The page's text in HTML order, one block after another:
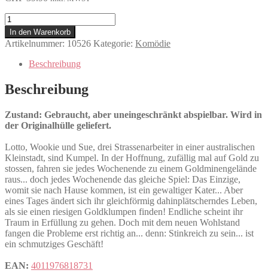
The
Nugget
Menge
In den Warenkorb
Artikelnummer: 10526 Kategorie: Komödie
Beschreibung
Beschreibung
Zustand: Gebraucht, aber uneingeschränkt abspielbar. Wird in
der Originalhülle geliefert.
Lotto, Wookie und Sue, drei Strassenarbeiter in einer australischen
Kleinstadt, sind Kumpel. In der Hoffnung, zufällig mal auf Gold zu
stossen, fahren sie jedes Wochenende zu einem Goldminengelände
raus... doch jedes Wochenende das gleiche Spiel: Das Einzige,
womit sie nach Hause kommen, ist ein gewaltiger Kater... Aber
eines Tages ändert sich ihr gleichförmig dahinplätscherndes Leben,
als sie einen riesigen Goldklumpen finden! Endliche scheint ihr
Traum in Erfüllung zu gehen. Doch mit dem neuen Wohlstand
fangen die Probleme erst richtig an... denn: Stinkreich zu sein... ist
ein schmutziges Geschäft!
EAN: 4011976818731